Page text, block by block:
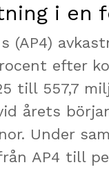
i en
(AP4)
efter
till 557,7
årets
Under
AP4 till